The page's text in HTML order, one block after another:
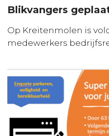
Blikvangers
Op Kreitenmolen is
medewerkers